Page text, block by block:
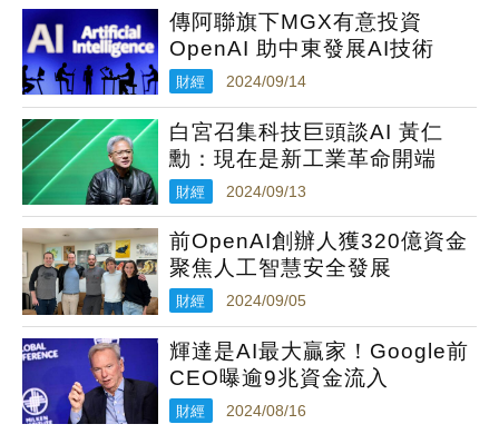
傳阿聯旗下MGX有意投資
OpenAI 助中東發展AI技術
財經 2024/09/14
白宮召集科技巨頭談AI 黃仁
勳：現在是新工業革命開端
財經 2024/09/13
前OpenAI創辦人獲320億資金
聚焦人工智慧安全發展
財經 2024/09/05
輝達是AI最大贏家！Google前
CEO曝逾9兆資金流入
財經 2024/08/16